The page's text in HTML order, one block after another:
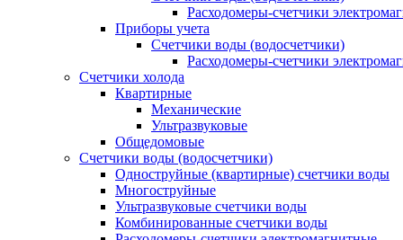
Расходомеры-счетчики
Приборы учета
Счетчики воды (водосчетчики)
Расходомеры-счетчики
Счетчики холода
Квартирные
Механические
Ультразвуковые
Общедомовые
Счетчики воды (водосчетчики)
Одноструйные (квартирные) счетчики воды
Многоструйные
Ультразвуковые счетчики воды
Комбинированные счетчики воды